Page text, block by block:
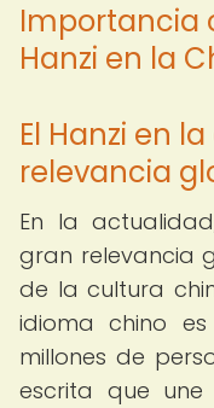
Importancia
Hanzi en la
El Hanzi en
relevancia
En la
gran relevancia
de la cultura
idioma chino
millones de
escrita que